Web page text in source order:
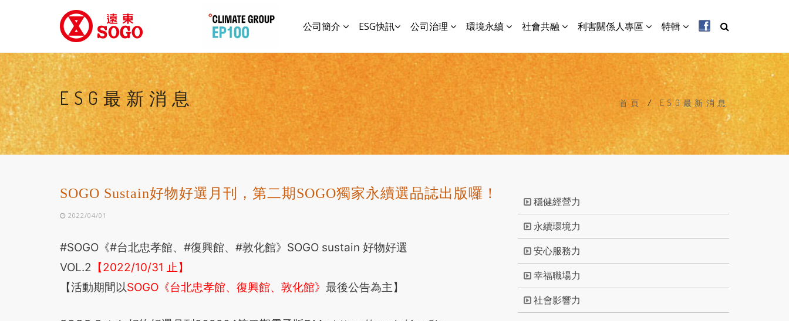
公司簡介 ESG快訊 公司治理 環境永續 社會共融 利害關係人專區 特輯
ESG最新消息 首頁 / ESG最新消息
SOGO Sustain好物好選月刊，第二期SOGO獨家永續選品誌出版囉！
2022/04/01
#SOGO《#台北忠孝館、#復興館、#敦化館》SOGO sustain 好物好選
VOL.2 【2022/10/31 止】
【活動期間以SOGO《台北忠孝館、復興館、敦化館》 最後公告為主】
穩健經營力
永續環境力
安心服務力
幸福職場力
社會影響力